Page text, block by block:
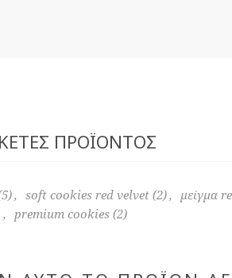
ΠΡΟΪΌΝΤΟΣ
, soft cookies red velvet (2), μείγμα
,
premium cookies (2)